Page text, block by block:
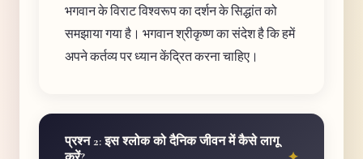
भगवान के विराट विश्वरूप का दर्शन के सिद्धांत को
समझाया गया है। भगवान श्रीकृष्ण का संदेश है कि हमें
अपने कर्तव्य पर ध्यान केंद्रित करना चाहिए।
प्रश्न 2: इस श्लोक को दैनिक जीवन में कैसे लागू